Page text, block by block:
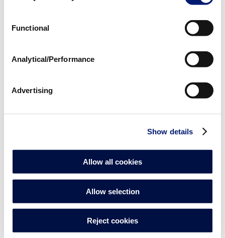
Functional
Analytical/Performance
Advertising
Show details
Allow all cookies
Allow selection
Reject cookies
Ø 63 x Ø 63
D75 x D75
| EAN: 8435102000269